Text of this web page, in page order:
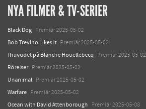
NYA FILMER & TV-SERIER
Black Dog Premiär 2025-05-02
Bob Trevino Likes It Premiär 2025-05-02
I huvudet på Blanche Houellebecq Premiär 2025-05-02
Rörelser Premiär 2025-05-02
Unanimal Premiär 2025-05-02
Warfare Premiär 2025-05-02
Ocean with David Attenborough Premiär 2025-05-08